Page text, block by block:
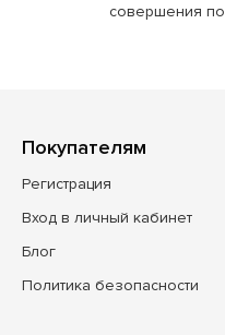
совершения
Покупателям
Регистрация
Вход в личный кабинет
Блог
Политика безопасности